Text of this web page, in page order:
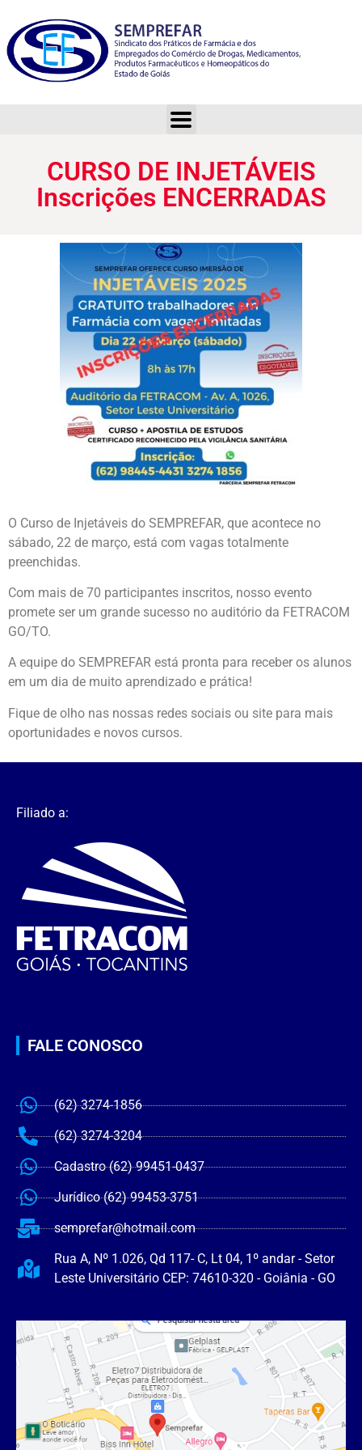
CURSO DE INJETÁVEIS
Inscrições ENCERRADAS
O Curso de Injetáveis do SEMPREFAR, que acontece no
sábado, 22 de março, está com vagas totalmente
preenchidas.
Com mais de 70 participantes inscritos, nosso evento
promete ser um grande sucesso no auditório da FETRACOM
GO/TO.
A equipe do SEMPREFAR está pronta para receber os alunos
em um dia de muito aprendizado e prática!
Fique de olho nas nossas redes sociais ou site para mais
oportunidades e novos cursos.
Filiado a:
FALE CONOSCO
(62) 3274-1856
(62) 3274-3204
Cadastro (62) 99451-0437
Jurídico (62) 99453-3751
semprefar@hotmail.com
Rua A, Nº 1.026, Qd 117- C, Lt 04, 1º andar - Setor
Leste Universitário CEP: 74610-320 - Goiânia - GO